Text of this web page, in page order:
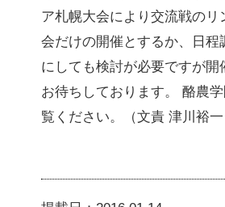
ア札幌大会により交流戦の
会だけの開催とするか、日
にしても検討が必要ですが
お待ちしております。 酪農
覧ください。（文責 津川裕